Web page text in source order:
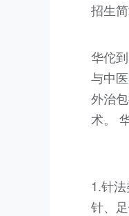
招生
华佗
与中
外治
术。
1.针
针、